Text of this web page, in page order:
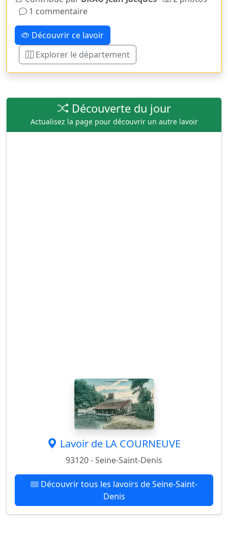
1 commentaire
Découvrir ce lavoir
Explorer le département
Découverte du jour
Actualisez la page pour découvrir un autre lavoir
Lavoir de LA COURNEUVE
93120 - Seine-Saint-Denis
Découvrir tous les lavoirs de Seine-Saint-
Denis